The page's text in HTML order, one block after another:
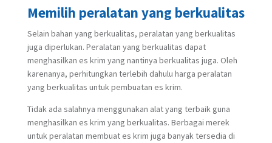
Memilih peralatan yang berkualitas
Selain bahan yang berkualitas, peralatan yang berkualitas
juga diperlukan. Peralatan yang berkualitas dapat
menghasilkan es krim yang nantinya berkualitas juga. Oleh
karenanya, perhitungkan terlebih dahulu harga peralatan
yang berkualitas untuk pembuatan es krim.
Tidak ada salahnya menggunakan alat yang terbaik guna
menghasilkan es krim yang berkualitas. Berbagai merek
untuk peralatan membuat es krim juga banyak tersedia di